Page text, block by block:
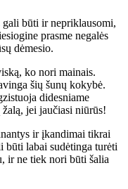
gali būti ir nepriklausomi,
prasme negalės
dėmesio.
ko nori mainais.
šių šunų kokybė.
didesniame
jei jaučiasi niūrūs!
ir įkandimai tikrai
būti labai sudėtinga turėti
ir ne tiek nori būti šalia